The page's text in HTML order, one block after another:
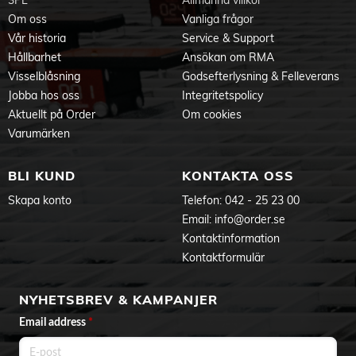
Om oss
Vår historia
Hållbarhet
Visselblåsning
Jobba hos oss
Aktuellt på Order
Varumärken
Vanliga frågor
Service & Support
Ansökan om RMA
Godsefterlysning & Felleverans
Integritetspolicy
Om cookies
BLI KUND
Skapa konto
KONTAKTA OSS
Telefon: 042 - 25 23 00
Email: info@order.se
Kontaktinformation
Kontaktformulär
NYHETSBREV & KAMPANJER
Email address *